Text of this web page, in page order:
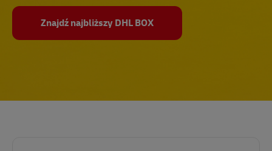
Znajdź najbliższy DHL BOX